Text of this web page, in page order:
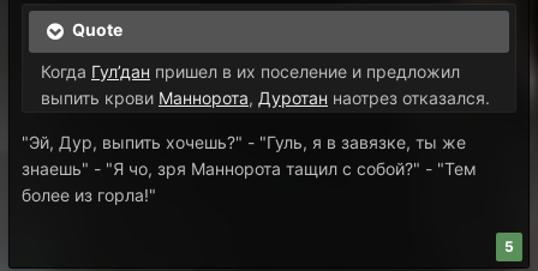
Quote
Когда Гул’дан пришел в их поселение и предложил
выпить крови Маннорота, Дуротан наотрез отказался.
"Эй, Дур, выпить хочешь?" - "Гуль, я в завязке, ты же
знаешь" - "Я чо, зря Маннорота тащил с собой?" - "Тем
более из горла!"
5